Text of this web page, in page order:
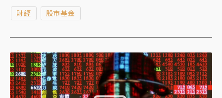
突破45800點。
財經 股市基金